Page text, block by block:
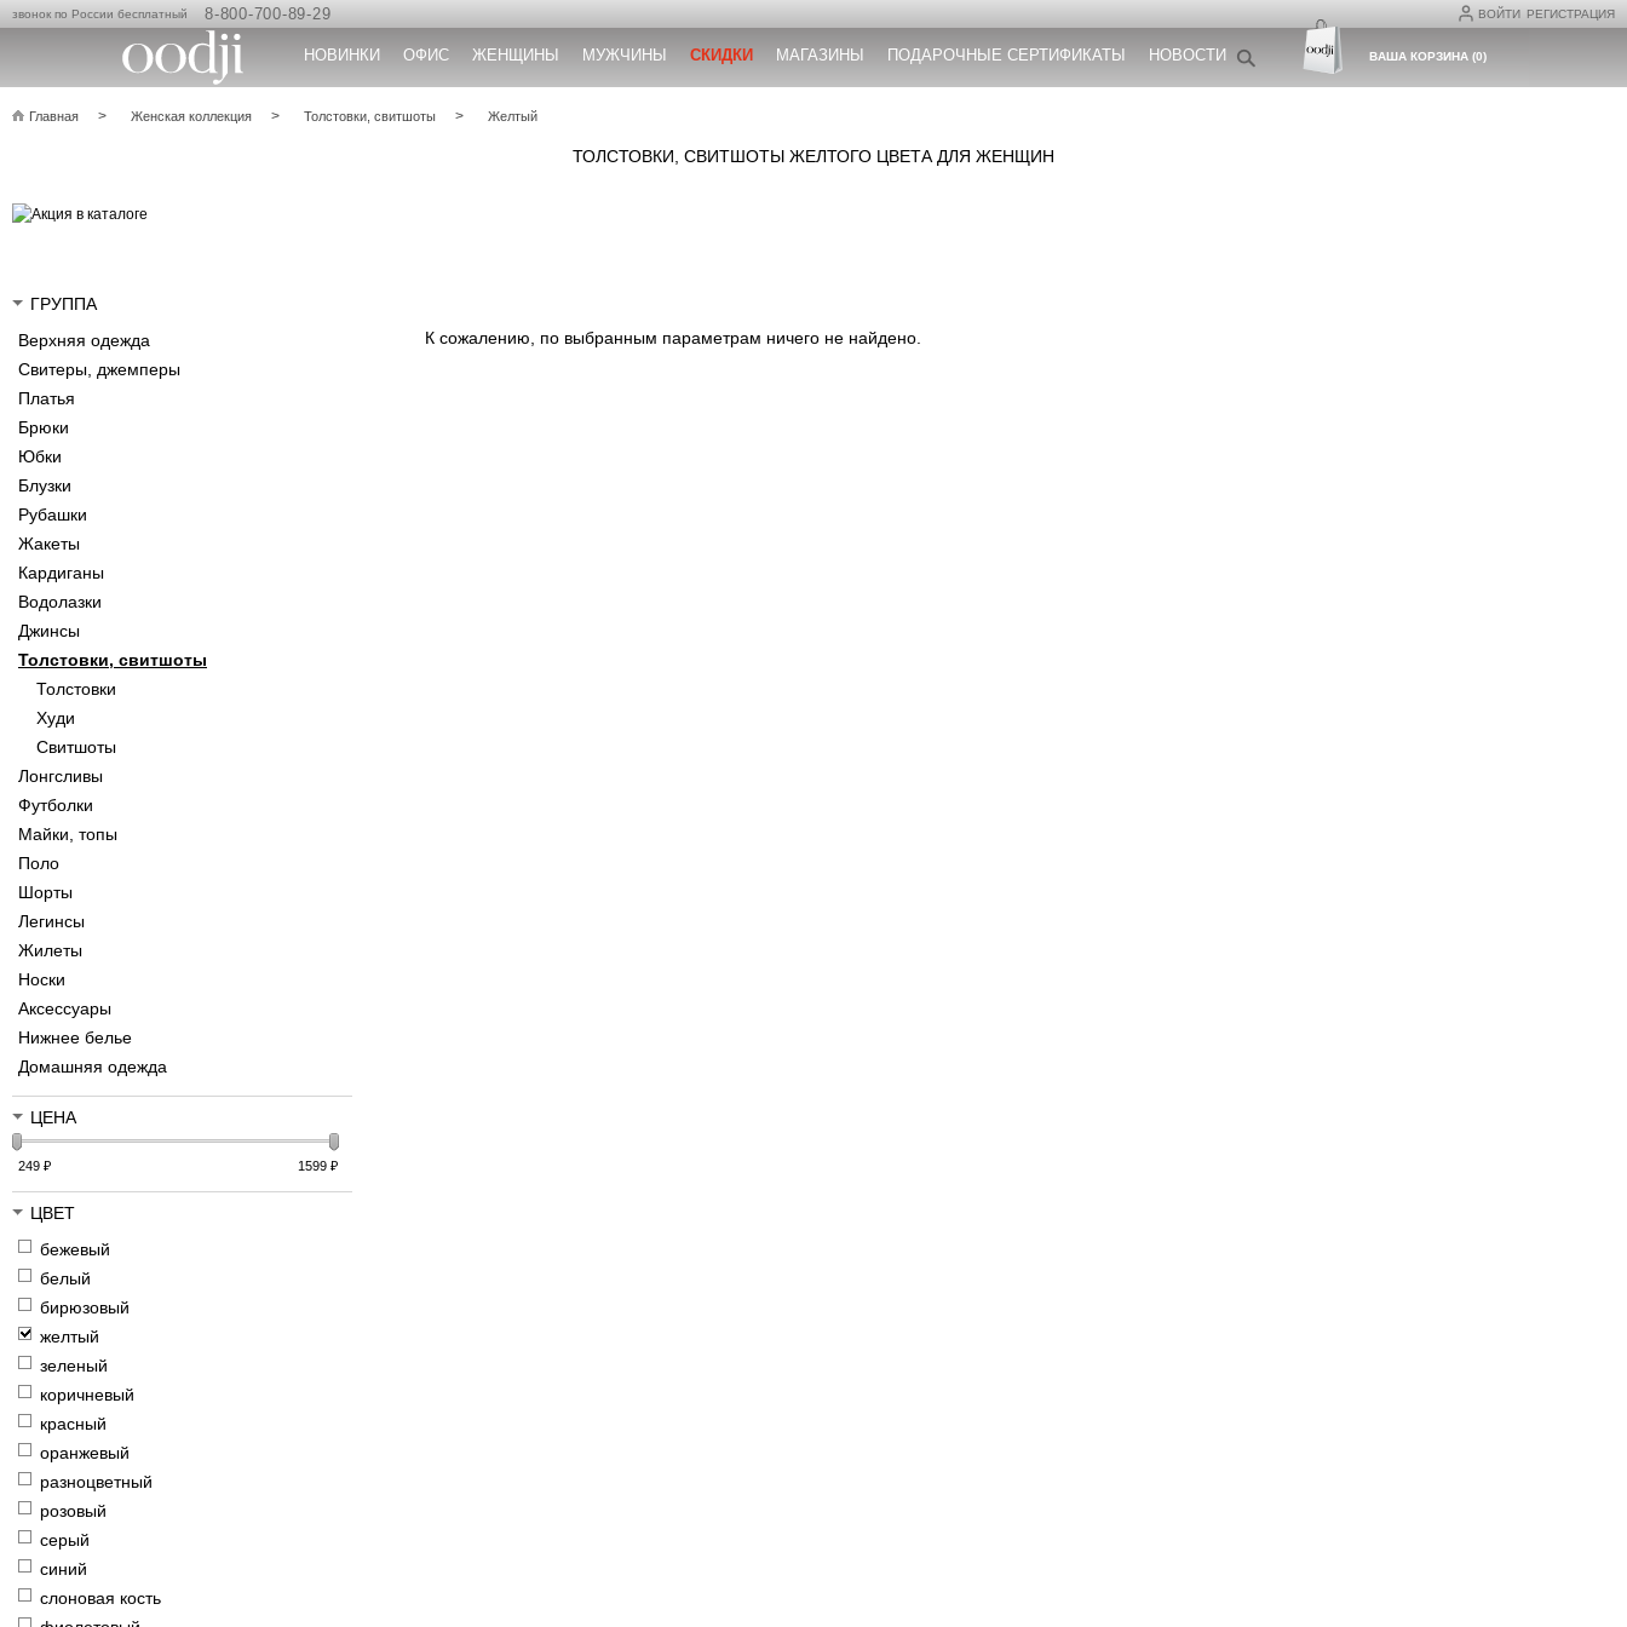
ВОЙТИ РЕГИСТРАЦИЯ
звонок по России бесплатный 8-800-700-89-29
НОВИНКИ ОФИС ЖЕНЩИНЫ МУЖЧИНЫ СКИДКИ МАГАЗИНЫ ПОДАРОЧНЫЕ СЕРТИФИКАТЫ НОВОСТИ ВАША КОРЗИНА(0)
Главная Женская коллекция Толстовки, свитшоты Желтый
ТОЛСТОВКИ, СВИТШОТЫ ЖЕЛТОГО ЦВЕТА ДЛЯ ЖЕНЩИН
ГРУППА
Верхняя одежда
Свитеры, джемперы
Платья
Брюки
Юбки
Блузки
Рубашки
Жакеты
Кардиганы
Водолазки
Джинсы
Толстовки, свитшоты
Толстовки
Худи
Свитшоты
Лонгсливы
Футболки
Майки, топы
Поло
Шорты
Легинсы
Жилеты
Носки
Аксессуары
Нижнее белье
Домашняя одежда
ЦЕНА
249 ₽ 1599₽
ЦВЕТ
бежевый
белый
бирюзовый
желтый
зеленый
коричневый
красный
оранжевый
разноцветный
розовый
серый
синий
слоновая кость
К сожалению, по выбранным параметрам ничего не найдено.